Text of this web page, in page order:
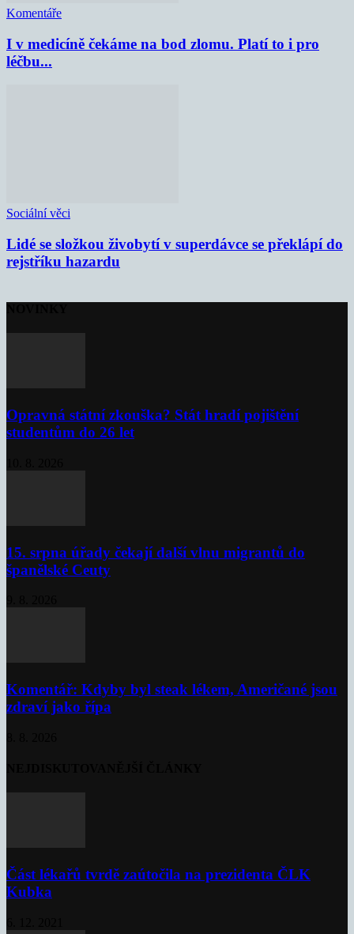
Komentáře
I v medicíně čekáme na bod zlomu. Platí to i pro
léčbu...
Sociální věci
Lidé se složkou živobytí v superdávce se překlápí do
rejstříku hazardu
Opravná státní zkouška? Stát hradí pojištění
studentům do 26 let
15. srpna úřady čekají další vlnu migrantů do
španělské Ceuty
Komentář: Kdyby byl steak lékem, Američané jsou
zdraví jako řípa
Část lékařů tvrdě zaútočila na prezidenta ČLK
Kubka